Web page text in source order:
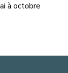
à octobre